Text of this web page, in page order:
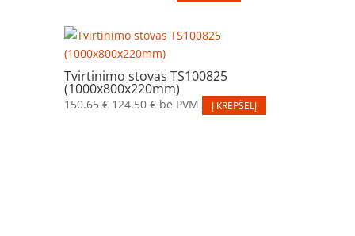
Tvirtinimo stovas TS100825
(1000x800x220mm)
150.65 € 124.50 €be PVM Į KREPŠELĮ